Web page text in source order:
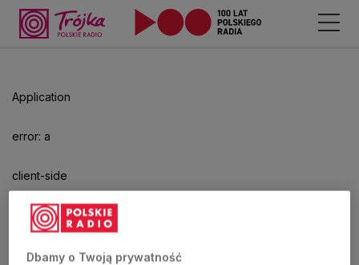
Application
error: a
client-side
exception
hasDbamy o Twoją prywatność